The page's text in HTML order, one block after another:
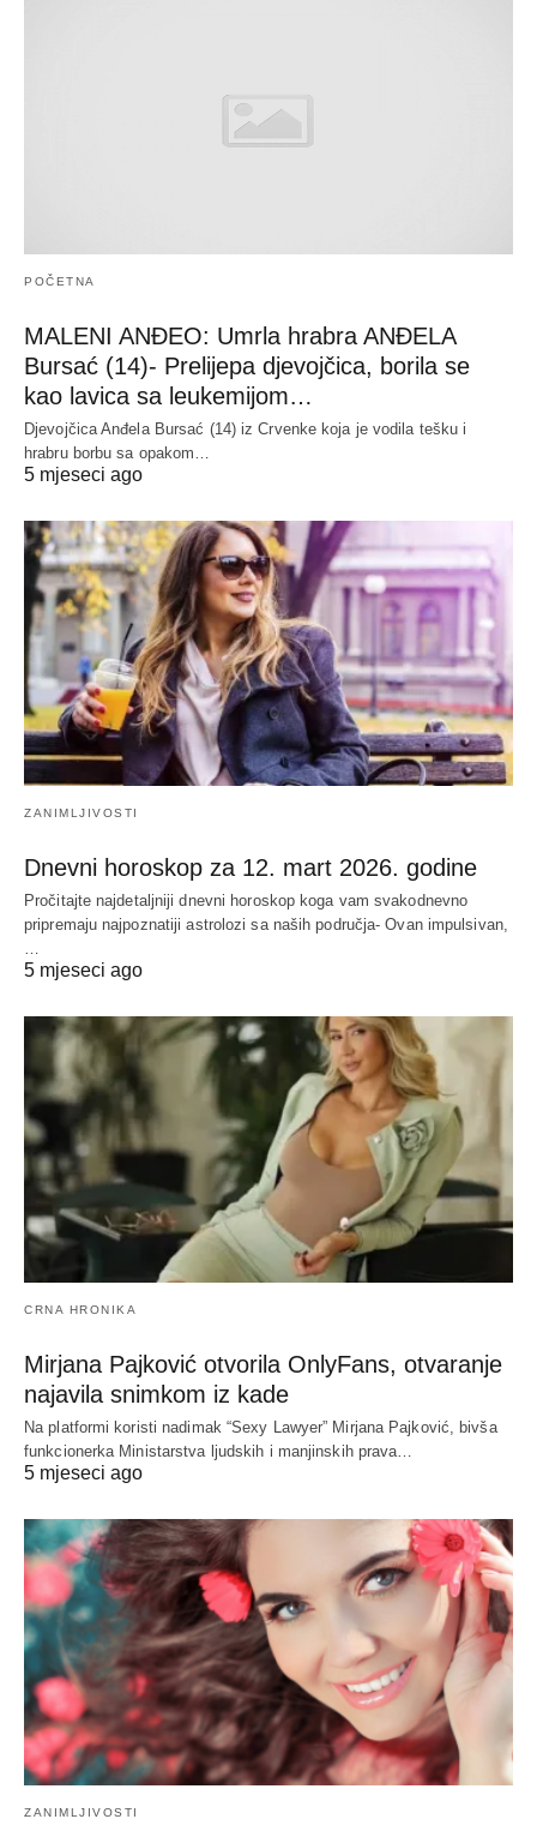
POČETNA
MALENI ANĐEO: Umrla hrabra ANĐELA
Bursać (14)- Prelijepa djevojčica, borila se
kao lavica sa leukemijom…
Djevojčica Anđela Bursać (14) iz Crvenke koja je vodila tešku i
hrabru borbu sa opakom…
5 mjeseci ago
ZANIMLJIVOSTI
Dnevni horoskop za 12. mart 2026. godine
Pročitajte najdetaljniji dnevni horoskop koga vam svakodnevno
pripremaju najpoznatiji astrolozi sa naših područja- Ovan impulsivan,
…
5 mjeseci ago
CRNA HRONIKA
Mirjana Pajković otvorila OnlyFans, otvaranje
najavila snimkom iz kade
Na platformi koristi nadimak “Sexy Lawyer” Mirjana Pajković, bivša
funkcionerka Ministarstva ljudskih i manjinskih prava…
5 mjeseci ago
ZANIMLJIVOSTI